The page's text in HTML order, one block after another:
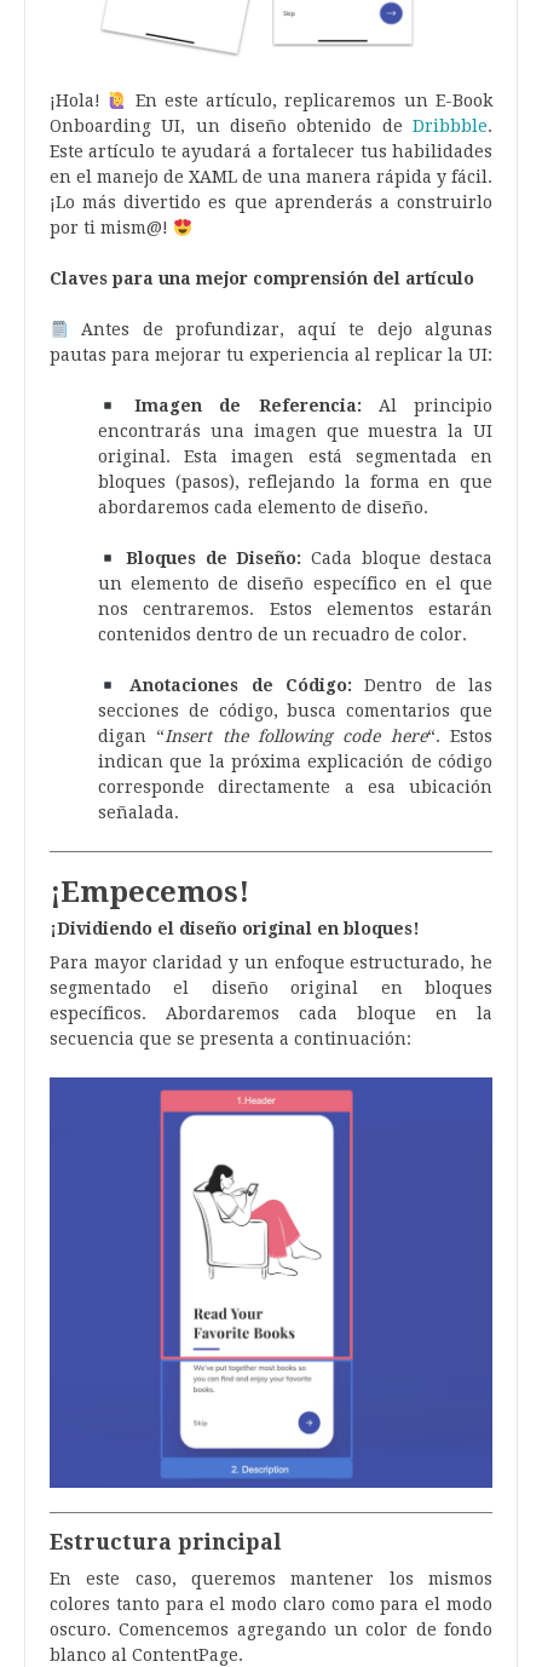
¡Hola!
En este artículo, replicaremos un E-Book
Onboarding UI, un diseño obtenido de Dribbble.
Este artículo te ayudará a fortalecer tus habilidades
en el manejo de XAML de una manera rápida y fácil.
¡Lo más divertido es que aprenderás a construirlo
por ti mism@!
Claves para una mejor comprensión del artículo
Antes de profundizar, aquí te dejo algunas
pautas para mejorar tu experiencia al replicar la UI:
Imagen de Referencia: Al principio
encontrarás una imagen que muestra la UI
original. Esta imagen está segmentada en
bloques (pasos), reflejando la forma en que
abordaremos cada elemento de diseño.
Bloques de Diseño: Cada bloque destaca
un elemento de diseño específico en el que
nos centraremos. Estos elementos estarán
contenidos dentro de un recuadro de color.
Anotaciones de Código: Dentro de las
secciones de código, busca comentarios que
digan “Insert the following code here“. Estos
indican que la próxima explicación de código
corresponde directamente a esa ubicación
señalada.
¡Empecemos!
¡Dividiendo el diseño original en bloques!
Para mayor claridad y un enfoque estructurado, he
segmentado el diseño original en bloques
específicos. Abordaremos cada bloque en la
secuencia que se presenta a continuación:
Estructura principal
En este caso, queremos mantener los mismos
colores tanto para el modo claro como para el modo
oscuro. Comencemos agregando un color de fondo
blanco al ContentPage.